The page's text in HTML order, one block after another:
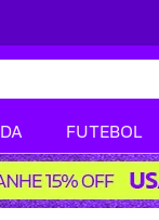
FUTEBOL